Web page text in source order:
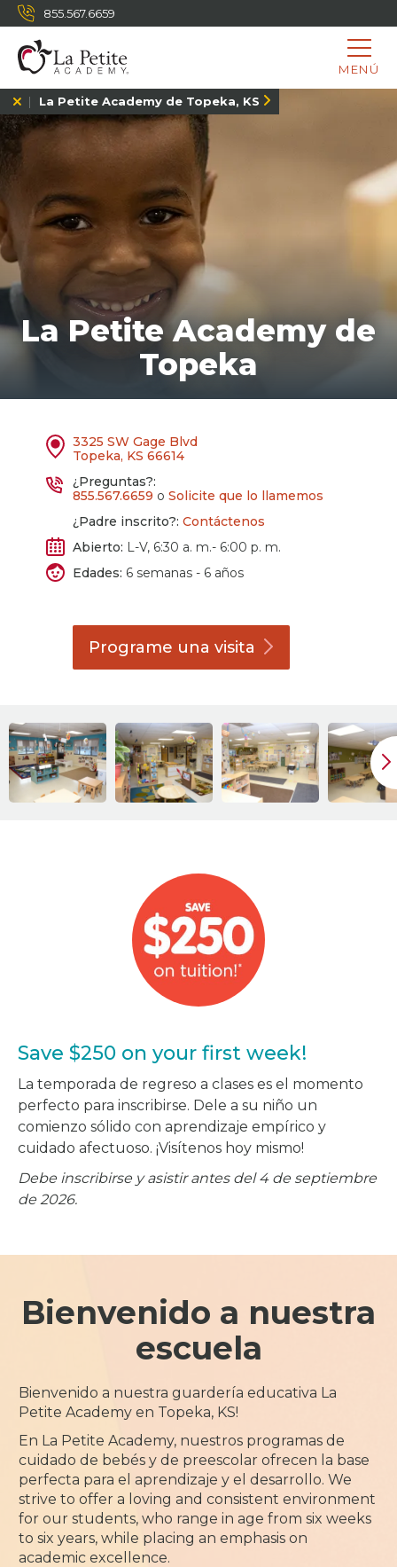
855.567.6659
MENÚ
La Petite Academy de Topeka, KS
La Petite Academy de
Topeka
3325 SW Gage Blvd
Topeka, KS 66614
¿Preguntas?:
855.567.6659 o Solicite que lo llamemos
¿Padre inscrito?: Contáctenos
Abierto: L-V, 6:30 a. m.- 6:00 p. m.
Edades: 6 semanas - 6 años
Programe unavisita
Save $250 on your first week!
La temporada de regreso a clases es el momento
perfecto para inscribirse. Dele a su niño un
comienzo sólido con aprendizaje empírico y
cuidado afectuoso. ¡Visítenos hoy mismo!
Debe inscribirse y asistir antes del 4 de septiembre
de 2026.
Bienvenido a nuestra
escuela
Bienvenido a nuestra guardería educativa La
Petite Academy en Topeka, KS!
En La Petite Academy, nuestros programas de
cuidado de bebés y de preescolar ofrecen la base
perfecta para el aprendizaje y el desarrollo. We
strive to offer a loving and consistent environment
for our students, who range in age from six weeks
to six years, while placing an emphasis on
academic excellence.